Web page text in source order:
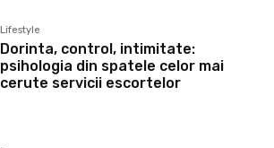
Lifestyle
Dorinta, control, intimitate:
psihologia din spatele celor mai
cerute servicii escortelor